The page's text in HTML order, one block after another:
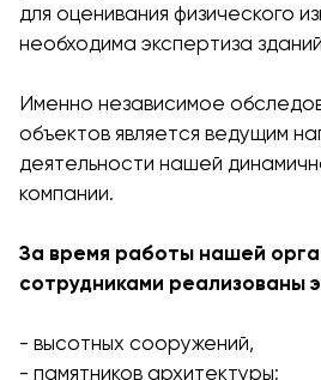
для оценивания физического
необходима экспертиза
Именно независимое
объектов является ведущим
деятельности нашей
компании.
За время работы нашей
сотрудниками реализованы
- высотных сооружений,
- памятников архитектуры;